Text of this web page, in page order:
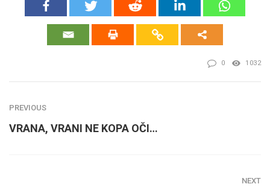
0 1032
PREVIOUS
VRANA, VRANI NE KOPA OČI…
NEXT